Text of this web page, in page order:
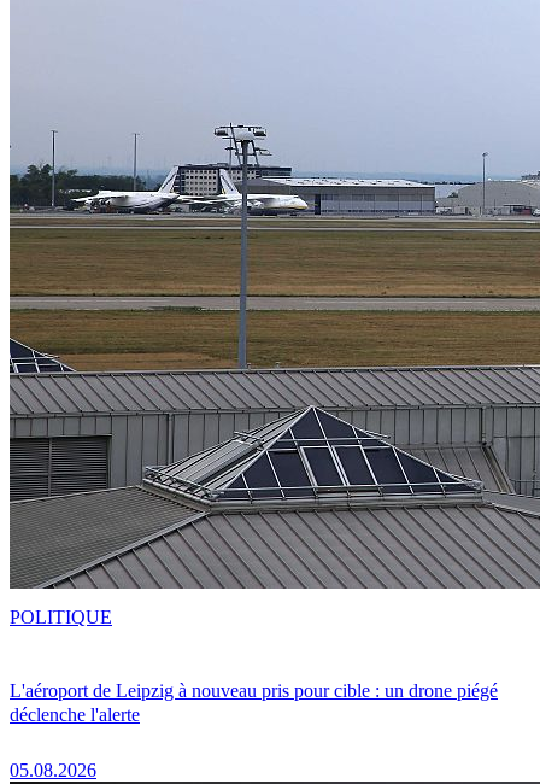
L'aéroport de Leipzig à nouveau pris pour cible : un drone piégé
déclenche l'alerte
05.08.2026
POLITIQUE